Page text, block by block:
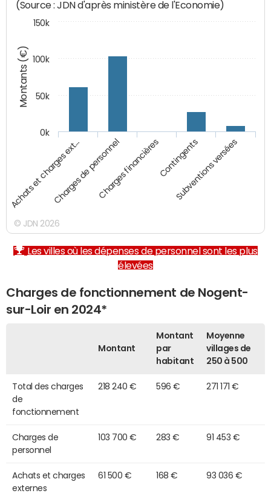
Montants (€)
(Source : JDN d'après ministère de l'Economie)
Achats et charges ext…Charges de personnelCharges financièresContingents
Subventions versées
0k
50k
100k
150k
© JDN 2026
Les villes où les dépenses de personnel sont les plus
élevées
Charges de fonctionnement de Nogent-
sur-Loir en 2024*
Montant
Montant
par
habitant
Moyenne
villages de
250 à 500
Total des charges
de
fonctionnement
218 240 € 596 € 271 171 €
Charges de
personnel
103 700 € 283 € 91 453 €
Achats et charges
externes
61 500 € 168 € 93 036 €